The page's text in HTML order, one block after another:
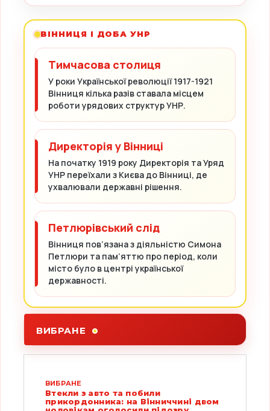
ВІННИЦЯ І ДОБА УНР
Тимчасова столиця
У роки Української революції 1917-1921
Вінниця кілька разів ставала місцем
роботи урядових структур УНР.
Директорія у Вінниці
На початку 1919 року Директорія та Уряд
УНР переїхали з Києва до Вінниці, де
ухвалювали державні рішення.
Петлюрівський слід
Вінниця пов’язана з діяльністю Симона
Петлюри та пам’яттю про період, коли
місто було в центрі української
державності.
ВИБРАНЕ
ВИБРАНЕ
Втекли з авто та побили
прикордонника: на Вінниччині двом